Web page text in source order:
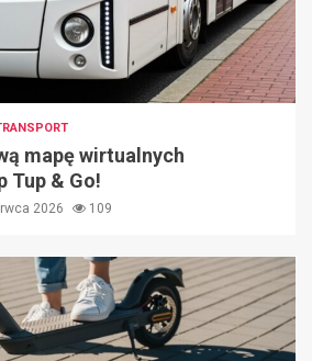
mapę wirtualnych
Tup & Go!
2026 109